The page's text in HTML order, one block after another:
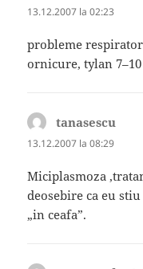
13.12.2007 la 02:23
probleme
ornicure, tylan
tanasescu
13.12.2007 la 08:29
Miciplasmoza
deosebire ca eu
„in ceafa”.